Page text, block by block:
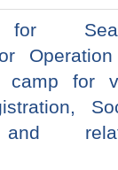
for
camp for